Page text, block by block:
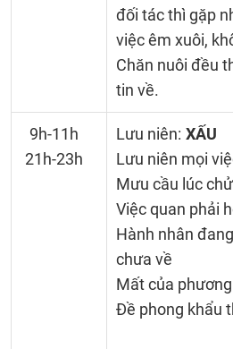
đối tác thì gặp
việc êm xuôi,
Chăn nuôi đều
tin về.
9h-11h
21h-23h
Lưu niên: XẤU
Lưu niên mọi
Mưu cầu lúc
Việc quan phải
Hành nhân
chưa về
Mất của
Đề phong khẩu